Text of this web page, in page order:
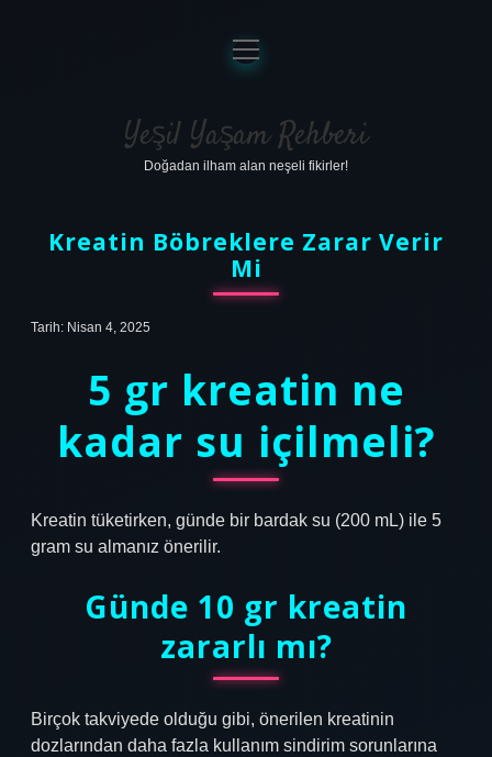
Anasayfa
Gizlilik Politikası
Yasal Uyarı
menüyü
aç
Yeşil Yaşam Rehberi
Doğadan ilham alan neşeli fikirler!
Kreatin Böbreklere Zarar Verir
Mi
Tarih: Nisan 4, 2025
5 gr kreatin ne
kadar su içilmeli?
Kreatin tüketirken, günde bir bardak su (200 mL) ile 5
gram su almanız önerilir.
Günde 10 gr kreatin
zararlı mı?
Birçok takviyede olduğu gibi, önerilen kreatinin
dozlarından daha fazla kullanım sindirim sorunlarına